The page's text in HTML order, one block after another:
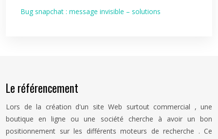
Bug snapchat : message invisible – solutions
Le référencement
Lors de la création d'un site Web surtout commercial , une
boutique en ligne ou une société cherche à avoir un bon
positionnement sur les différents moteurs de recherche . Ce